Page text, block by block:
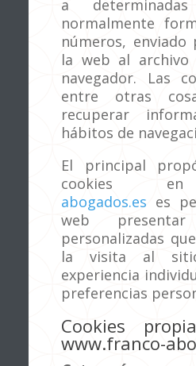
a
normalmente
números,
la web al archivo
navegador. Las
entre otras
recuperar
hábitos de
El principal
cookies
abogados.es es
web
personalizadas
la visita al
experiencia
preferencias
Cookies
www.franco-